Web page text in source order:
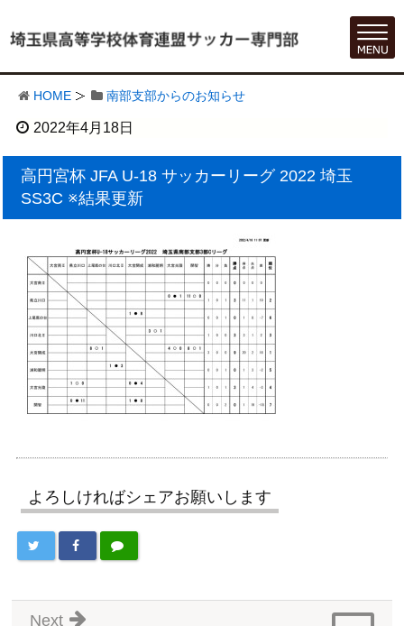
HOME 南部支部からのお知らせ
2022年4月18日
高円宮杯 JFA U-18 サッカーリーグ 2022 埼玉
SS3C ※結果更新
よろしければシェアお願いします
Next